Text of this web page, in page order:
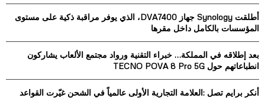
:
C
H
أطلقت Synology جهاز DVA7400، الذي يوفر مراقبة ذكية على مستوى
المؤسسات بالكامل داخل مقرها
بعد إطلاقه في المملكة… خبراء التقنية ورواد مجتمع الألعاب يشاركون
انطباعاتهم حول TECNO POVA 8 Pro 5G
أنكر برايم تصل :العلامة التجارية الأولى عالمياً في الشحن غيّرت القواعد